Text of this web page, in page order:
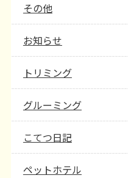
その他
お知らせ
トリミング
グルーミング
こてつ日記
ペットホテル